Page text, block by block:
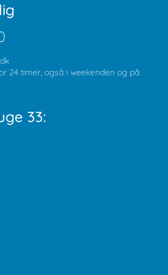
24 timer, også i weekenden og på
33: